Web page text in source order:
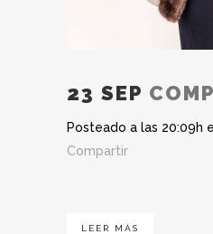
23 SEP
Posteado a las 20:09h
Compartir
LEER MÁS